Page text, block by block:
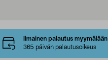
Ilmainen palautus myymälään
365 päivän palautusoikeus